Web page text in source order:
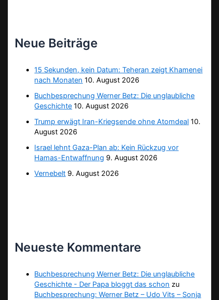
Neue Beiträge
15 Sekunden, kein Datum: Teheran zeigt Khamenei
nach Monaten 10. August 2026
Buchbesprechung Werner Betz: Die unglaubliche
Geschichte 10. August 2026
Trump erwägt Iran-Kriegsende ohne Atomdeal 10.
August 2026
Israel lehnt Gaza-Plan ab: Kein Rückzug vor
Hamas-Entwaffnung 9. August 2026
Vernebelt 9. August 2026
Neueste Kommentare
Buchbesprechung Werner Betz: Die unglaubliche
Geschichte - Der Papa bloggt das schon zu
Buchbesprechung: Werner Betz – Udo Vits – Sonja